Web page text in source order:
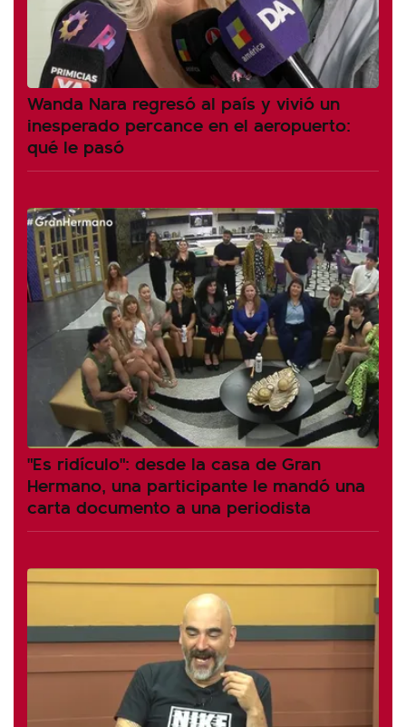
Wanda Nara regresó al país y vivió un
inesperado percance en el aeropuerto:
qué le pasó
"Es ridículo": desde la casa de Gran
Hermano, una participante le mandó una
carta documento a una periodista